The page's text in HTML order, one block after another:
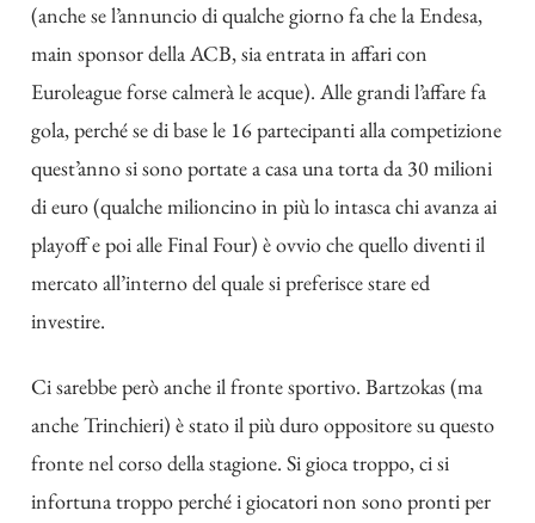
(anche se l’annuncio di qualche giorno fa che la Endesa,
main sponsor della ACB, sia entrata in affari con
Euroleague forse calmerà le acque). Alle grandi l’affare fa
gola, perché se di base le 16 partecipanti alla competizione
quest’anno si sono portate a casa una torta da 30 milioni
di euro (qualche milioncino in più lo intasca chi avanza ai
playoff e poi alle Final Four) è ovvio che quello diventi il
mercato all’interno del quale si preferisce stare ed
investire.
Ci sarebbe però anche il fronte sportivo. Bartzokas (ma
anche Trinchieri) è stato il più duro oppositore su questo
fronte nel corso della stagione. Si gioca troppo, ci si
infortuna troppo perché i giocatori non sono pronti per